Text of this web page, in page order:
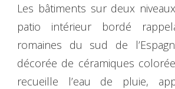
Les bâtiments sur deux
patio intérieur bordé
romaines du sud de
décorée de céramiques
recueille l’eau de pluie,